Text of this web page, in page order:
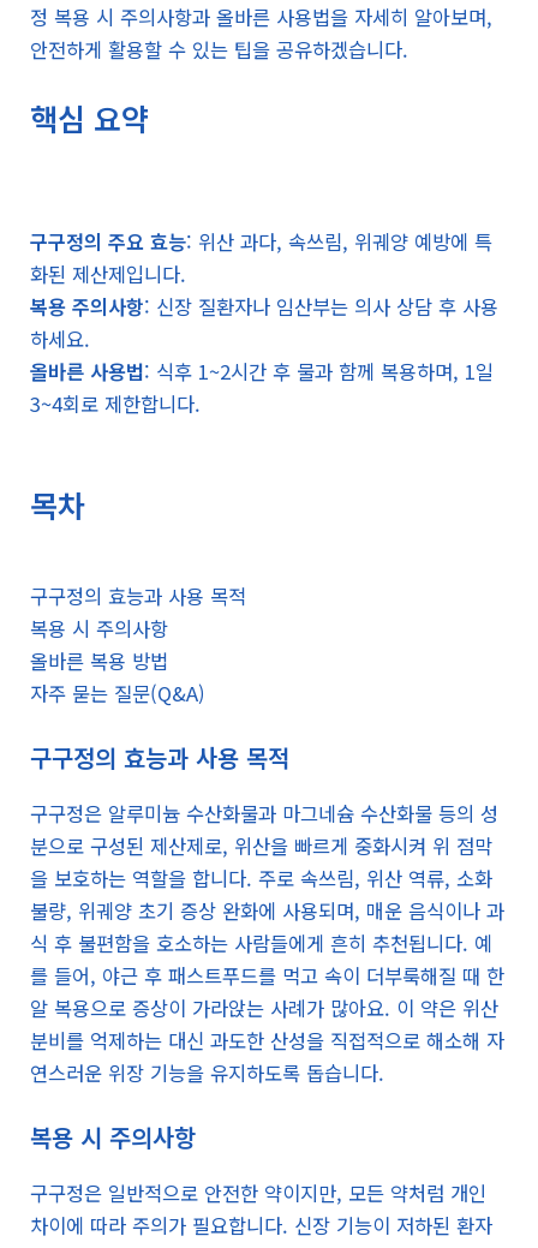
정 복용 시 주의사항과 올바른 사용법을 자세히 알아보며,
안전하게 활용할 수 있는 팁을 공유하겠습니다.
핵심 요약
구구정의 주요 효능: 위산 과다, 속쓰림, 위궤양 예방에 특
화된 제산제입니다.
복용 주의사항: 신장 질환자나 임산부는 의사 상담 후 사용
하세요.
올바른 사용법: 식후 1~2시간 후 물과 함께 복용하며, 1일
3~4회로 제한합니다.
목차
구구정의 효능과 사용 목적
복용 시 주의사항
올바른 복용 방법
자주 묻는 질문(Q&A)
구구정의 효능과 사용 목적
구구정은 알루미늄 수산화물과 마그네슘 수산화물 등의 성
분으로 구성된 제산제로, 위산을 빠르게 중화시켜 위 점막
을 보호하는 역할을 합니다. 주로 속쓰림, 위산 역류, 소화
불량, 위궤양 초기 증상 완화에 사용되며, 매운 음식이나 과
식 후 불편함을 호소하는 사람들에게 흔히 추천됩니다. 예
를 들어, 야근 후 패스트푸드를 먹고 속이 더부룩해질 때 한
알 복용으로 증상이 가라앉는 사례가 많아요. 이 약은 위산
분비를 억제하는 대신 과도한 산성을 직접적으로 해소해 자
연스러운 위장 기능을 유지하도록 돕습니다.
복용 시 주의사항
구구정은 일반적으로 안전한 약이지만, 모든 약처럼 개인
차이에 따라 주의가 필요합니다. 신장 기능이 저하된 환자